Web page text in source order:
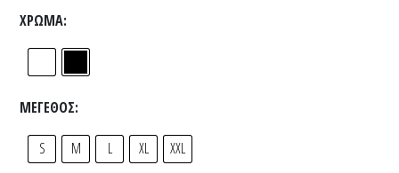
ΧΡΏΜΑ
ΜΈΓΕΘΟΣ
S M L XL XXL